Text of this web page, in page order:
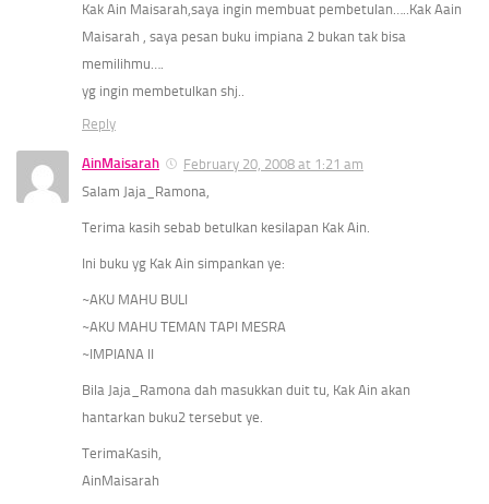
Kak Ain Maisarah,saya ingin membuat pembetulan…..Kak Aain
Maisarah , saya pesan buku impiana 2 bukan tak bisa
memilihmu….
yg ingin membetulkan shj..
Reply
AinMaisarah
February 20, 2008 at 1:21 am
Salam Jaja_Ramona,
Terima kasih sebab betulkan kesilapan Kak Ain.
Ini buku yg Kak Ain simpankan ye:
~AKU MAHU BULI
~AKU MAHU TEMAN TAPI MESRA
~IMPIANA II
Bila Jaja_Ramona dah masukkan duit tu, Kak Ain akan
hantarkan buku2 tersebut ye.
TerimaKasih,
AinMaisarah